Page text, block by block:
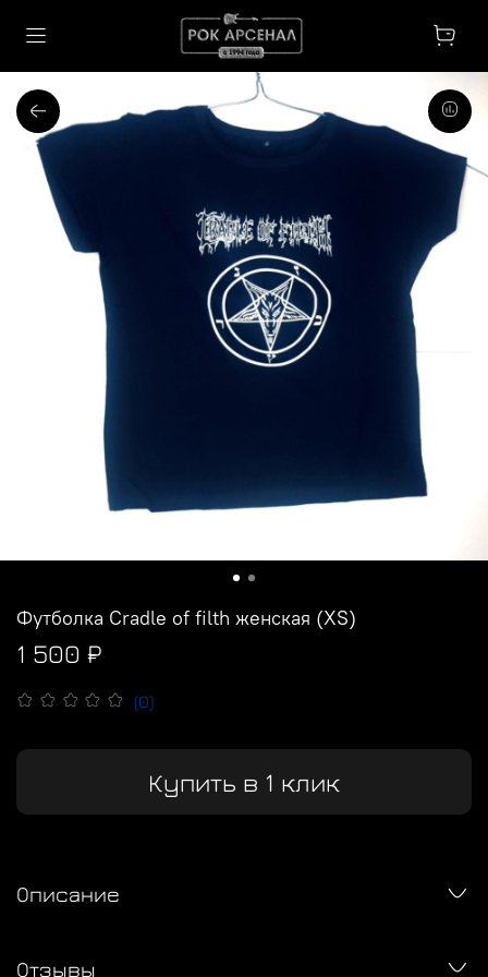
(0)
Футболка Cradle of filth женская (XS)
1 500 ₽
Купить в 1 клик
Описание
Отзывы